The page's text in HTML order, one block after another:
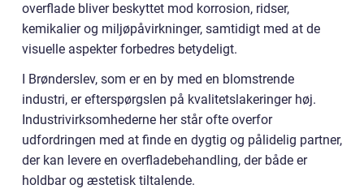
overflade bliver beskyttet mod korrosion, ridser,
kemikalier og miljøpåvirkninger, samtidigt med at de
visuelle aspekter forbedres betydeligt.
I Brønderslev, som er en by med en blomstrende
industri, er efterspørgslen på kvalitetslakeringer høj.
Industrivirksomhederne her står ofte overfor
udfordringen med at finde en dygtig og pålidelig partner,
der kan levere en overfladebehandling, der både er
holdbar og æstetisk tiltalende.